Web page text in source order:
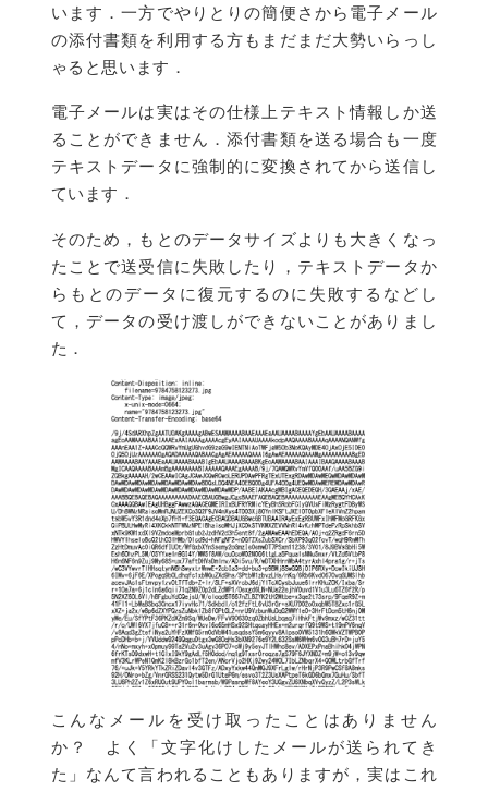
います．一方でやりとりの簡便さから電子メール
の添付書類を利用する方もまだまだ大勢いらっし
ゃると思います．
電子メールは実はその仕様上テキスト情報しか送
ることができません．添付書類を送る場合も一度
テキストデータに強制的に変換されてから送信し
ています．
そのため，もとのデータサイズよりも大きくなっ
たことで送受信に失敗したり，テキストデータか
らもとのデータに復元するのに失敗するなどし
て，データの受け渡しができないことがありまし
た．
こんなメールを受け取ったことはありません
か？ よく「文字化けしたメールが送られてき
た」なんて言われることもありますが，実はこれ